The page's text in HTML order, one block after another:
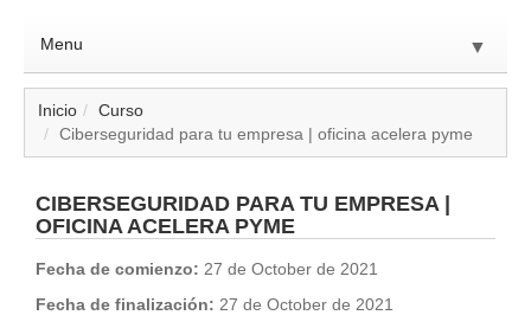
Menu ▼
▼
Inicio
Curso
Ciberseguridad para tu empresa | oficina acelera pyme
CIBERSEGURIDAD PARA TU EMPRESA |
OFICINA ACELERA PYME
Fecha de comienzo: 27 de October de 2021
Fecha de finalización: 27 de October de 2021